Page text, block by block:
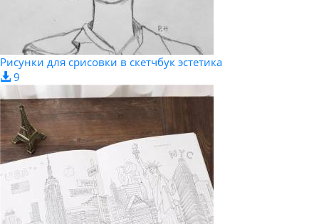
Рисунки для срисовки в скетчбук эстетика
9